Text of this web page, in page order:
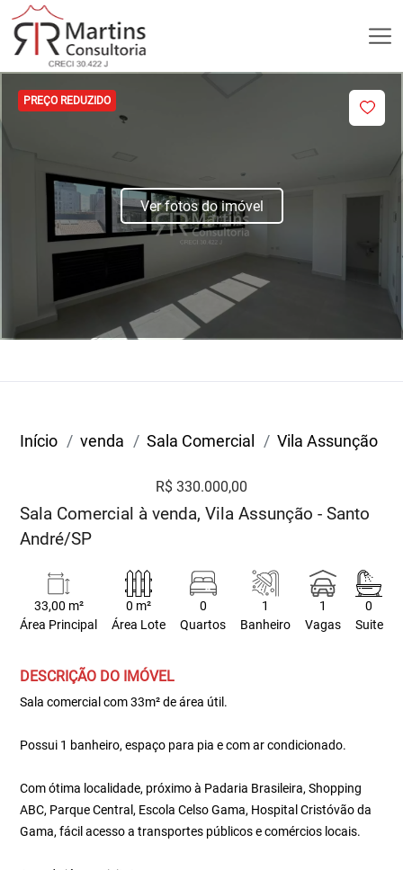
PREÇO REDUZIDO
Ver fotos do imóvel
Início venda Sala Comercial Vila Assunção
R$ 330.000,00
Sala Comercial à venda, Vila Assunção - Santo
André/SP
33,00 m²
Área Principal
0 m²
Área Lote
0
Quartos
1
Banheiro
1
Vagas
0
Suite
DESCRIÇÃO DO IMÓVEL
Sala comercial com 33m² de área útil.
Possui 1 banheiro, espaço para pia e com ar condicionado.
Com ótima localidade, próximo à Padaria Brasileira, Shopping
ABC, Parque Central, Escola Celso Gama, Hospital Cristóvão da
Gama, fácil acesso a transportes públicos e comércios locais.